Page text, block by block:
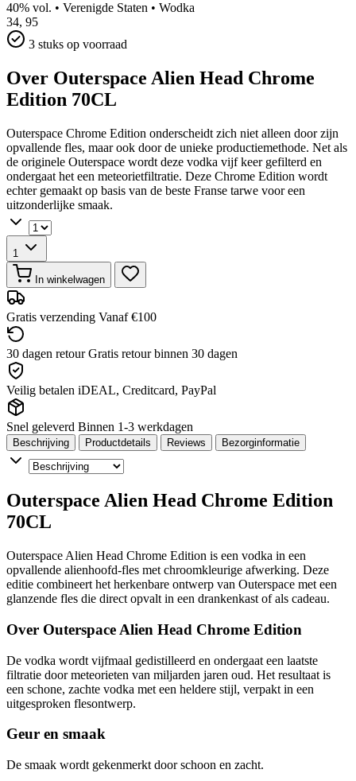
40% vol. • Verenigde Staten • Wodka
34, 95
3 stuks op voorraad
Over Outerspace Alien Head Chrome
Edition 70CL
Outerspace Chrome Edition onderscheidt zich niet alleen door zijn
opvallende fles, maar ook door de unieke productiemethode. Net als
de originele Outerspace wordt deze vodka vijf keer gefilterd en
ondergaat het een meteorietfiltratie. Deze Chrome Edition wordt
echter gemaakt op basis van de beste Franse tarwe voor een
uitzonderlijke smaak.
1
In winkelwagen
Gratis verzending Vanaf €100
30 dagen retour Gratis retour binnen 30 dagen
Veilig betalen iDEAL, Creditcard, PayPal
Snel geleverd Binnen 1-3 werkdagen
Beschrijving Productdetails Reviews Bezorginformatie
Outerspace Alien Head Chrome Edition
70CL
Outerspace Alien Head Chrome Edition is een vodka in een
opvallende alienhoofd-fles met chroomkleurige afwerking. Deze
editie combineert het herkenbare ontwerp van Outerspace met een
glanzende fles die direct opvalt in een drankenkast of als cadeau.
Over Outerspace Alien Head Chrome Edition
De vodka wordt vijfmaal gedistilleerd en ondergaat een laatste
filtratie door meteorieten van miljarden jaren oud. Het resultaat is
een schone, zachte vodka met een heldere stijl, verpakt in een
uitgesproken flesontwerp.
Geur en smaak
De smaak wordt gekenmerkt door schoon en zacht.